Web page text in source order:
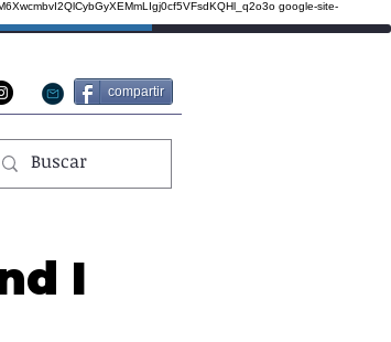
google-site-
compartir
I